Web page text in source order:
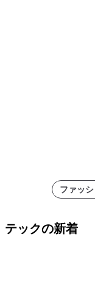
ファッ
テックの新着